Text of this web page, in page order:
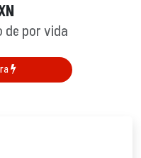
de por vida